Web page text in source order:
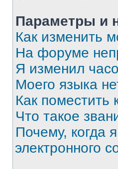
Параметры и
Как изменить
На форуме
Я изменил
Моего языка
Как поместить
Что такое
Почему, когда
электронного